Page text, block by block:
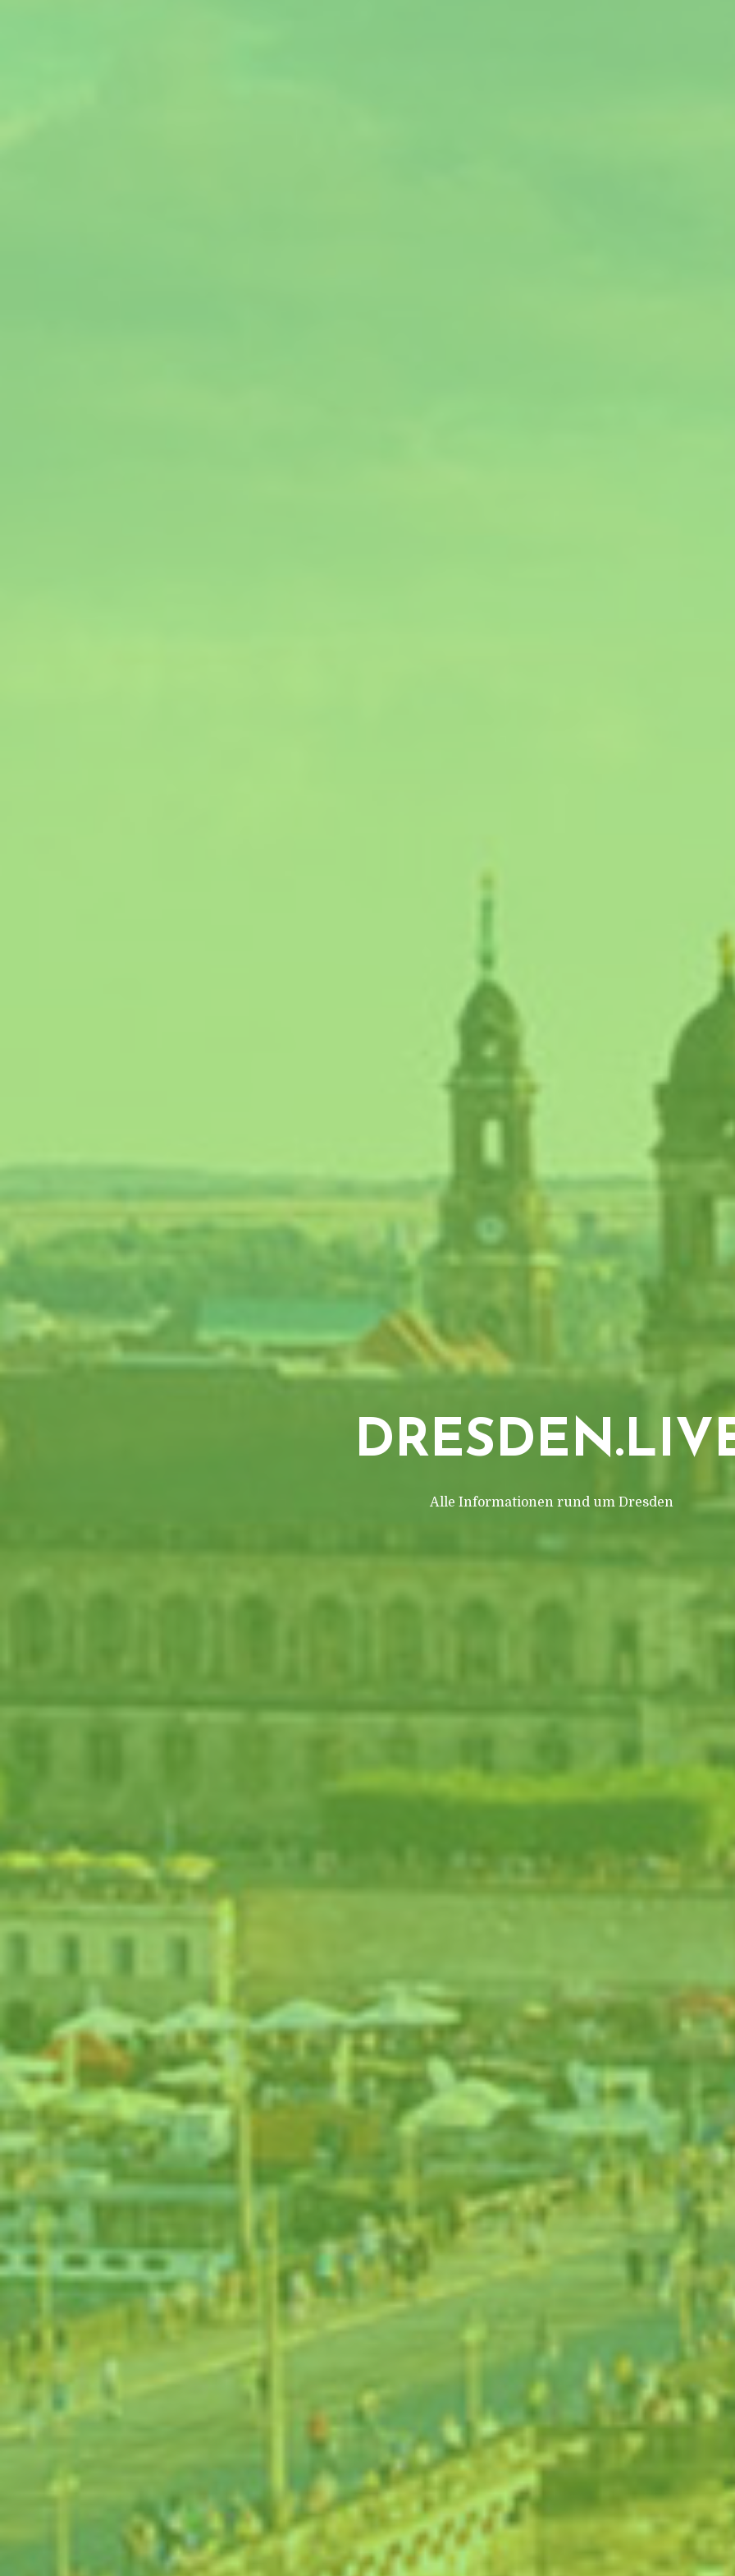
Alle Informationen rund um Dresden